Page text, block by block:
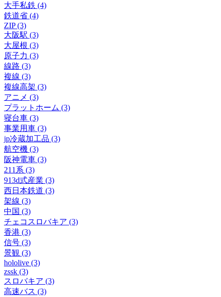
大手私鉄 (4)
鉄道省 (4)
ZIP (3)
大阪駅 (3)
大屋根 (3)
原子力 (3)
線路 (3)
複線 (3)
複線高架 (3)
アニメ (3)
プラットホーム (3)
寝台車 (3)
事業用車 (3)
jp冷蔵加工品 (3)
航空機 (3)
阪神電車 (3)
211系 (3)
913d式産業 (3)
西日本鉄道 (3)
架線 (3)
中国 (3)
チェコスロバキア (3)
香港 (3)
信号 (3)
景観 (3)
hololive (3)
zssk (3)
スロバキア (3)
高速バス (3)